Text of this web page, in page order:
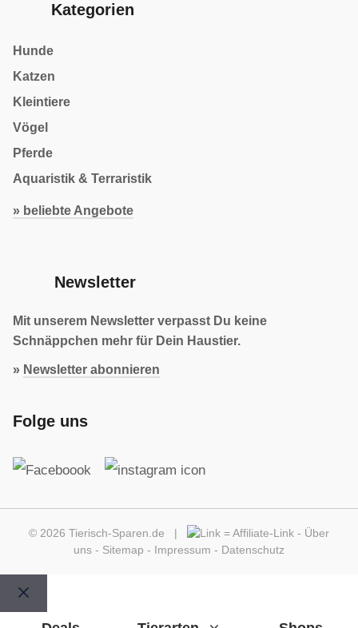
Kategorien
Hunde
Katzen
Kleintiere
Vögel
Pferde
Aquaristik & Terraristik
» beliebte Angebote
Newsletter
Mit unserem Newsletter verpasst Du keine
Schnäppchen mehr für Dein Haustier.
» Newsletter abonnieren
Folge uns
© 2026 Tierisch-Sparen.de | =Affiliate-Link - Über
uns - Sitemap - Impressum - Datenschutz
Schließen